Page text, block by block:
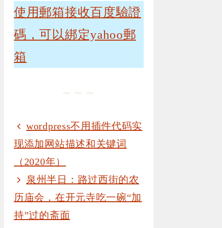
使用郵箱接收百度驗證
碼，可以綁定yahoo郵
箱
～～～
wordpress不用插件代码实
现添加网站描述和关键词
（2020年）
泉州半日：路过西街的农
历庙会，在开元寺吃一碗“加
持”过的斋面